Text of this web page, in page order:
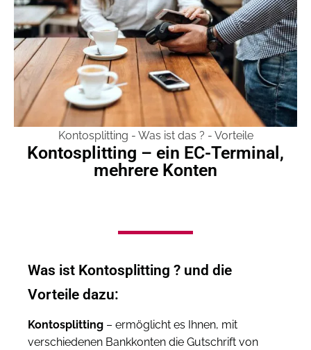
Kontosplitting - Was ist das ? - Vorteile
Kontosplitting – ein EC-Terminal,
mehrere Konten
Was ist Kontosplitting ? und die
Vorteile dazu:
Kontosplitting – ermöglicht es Ihnen, mit
verschiedenen Bankkonten die Gutschrift von